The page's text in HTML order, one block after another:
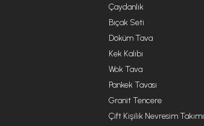
Çaydanlık
Bıçak Seti
Döküm Tava
Kek Kalıbı
Wok Tava
Pankek Tavası
Granit Tencere
Çift Kişilik Nevresim Takımı